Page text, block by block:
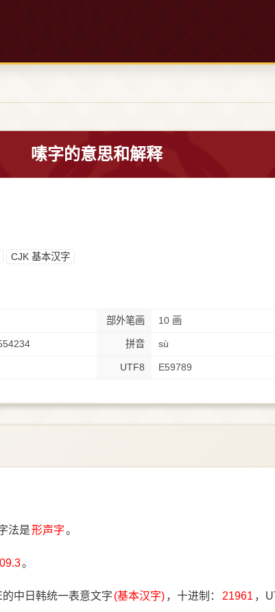
嗉字的意思和解释
CJK 基本汉字
部外笔画 10 画
拼音 sù
UTF8 E59789
法是形声字。
。
中日韩统一表意文字 (基本汉字) ，十进制： 21961 ，